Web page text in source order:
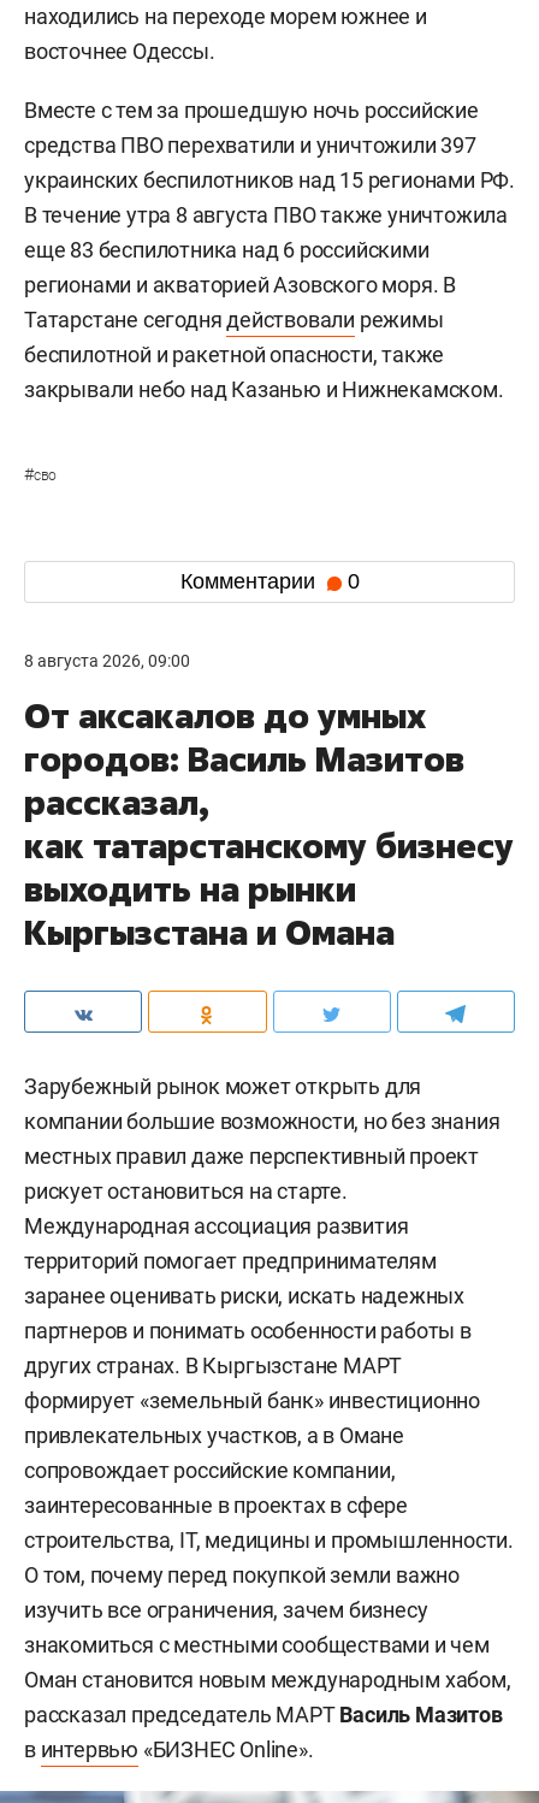
находились на переходе морем южнее и
восточнее Одессы.
Вместе с тем за прошедшую ночь российские
средства ПВО перехватили и уничтожили 397
украинских беспилотников над 15 регионами РФ.
В течение утра 8 августа ПВО также уничтожила
еще 83 беспилотника над 6 российскими
регионами и акваторией Азовского моря. В
Татарстане сегоднядействовали режимы
беспилотной и ракетной опасности, также
закрывали небо над Казанью и Нижнекамском.
#сво
Комментарии 0
8 августа 2026, 09:00
От аксакалов до умных
городов: Василь Мазитов
рассказал,
как татарстанскому бизнесу
выходить на рынки
Кыргызстана и Омана
Зарубежный рынок может открыть для
компании большие возможности, но без знания
местных правил даже перспективный проект
рискует остановиться на старте.
Международная ассоциация развития
территорий помогает предпринимателям
заранее оценивать риски, искать надежных
партнеров и понимать особенности работы в
других странах. В Кыргызстане МАРТ
формирует «земельный банк» инвестиционно
привлекательных участков, а в Омане
сопровождает российские компании,
заинтересованные в проектах в сфере
строительства, IT, медицины и промышленности.
О том, почему перед покупкой земли важно
изучить все ограничения, зачем бизнесу
знакомиться с местными сообществами и чем
Оман становится новым международным хабом,
рассказал председатель МАРТВасиль Мазитов
в интервью «БИЗНЕС Online».